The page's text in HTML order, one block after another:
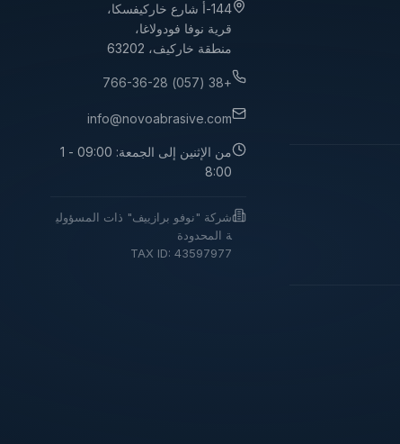
144-أ شارع خاركيفسكا،
قرية نوفا فودولاغا،
منطقة خاركيف، 63202
+38 (057) 766-36-28
info@novoabrasive.com
من الإثنين إلى الجمعة: 09:00 - 1
8:00
شركة "نوفو برازييف" ذات المسؤولي
ة المحدودة
TAX ID: 43597977